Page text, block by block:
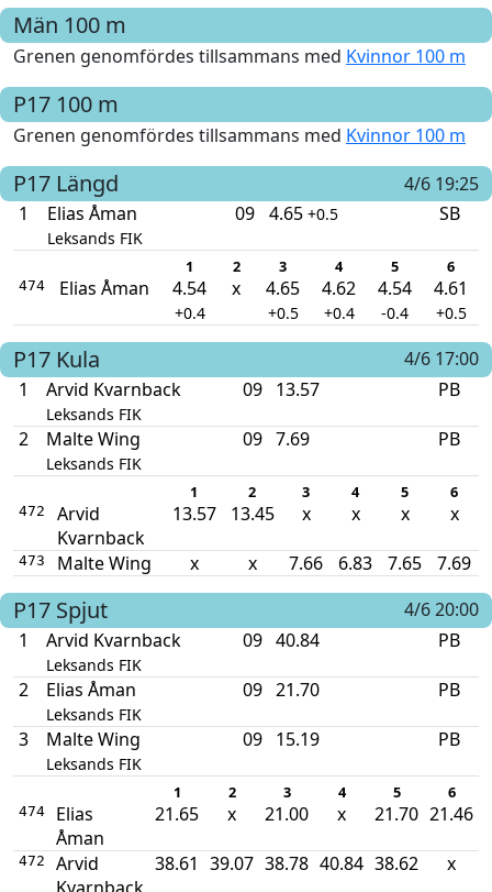
Män 100 m
Grenen genomfördes tillsammans med Kvinnor 100 m
P17 100 m
Grenen genomfördes tillsammans med Kvinnor 100 m
P17 Längd
4/6 19:25
1
Elias Åman
Leksands FIK
09 4.65 +0.5 SB
1 2 3 4 5 6
474 Elias Åman 4.54
+0.4
x 4.65
+0.5
4.62
+0.4
4.54
-0.4
4.61
+0.5
P17 Kula
4/6 17:00
1
Arvid Kvarnback
Leksands FIK
09 13.57 PB
2 Malte Wing
Leksands FIK
09 7.69 PB
1 2 3 4 5 6
472
Arvid
Kvarnback
13.57 13.45 x x x x
473 Malte Wing x x 7.66 6.83 7.65 7.69
P17 Spjut
4/6 20:00
1
Arvid Kvarnback
Leksands FIK
09 40.84 PB
2 Elias Åman
Leksands FIK
09 21.70 PB
3 Malte Wing
Leksands FIK
09 15.19 PB
1 2 3 4 5 6
474
Elias
Åman
21.65 x 21.00 x 21.70 21.46
472
Arvid
38.61 39.07 38.78 40.84 38.62 x